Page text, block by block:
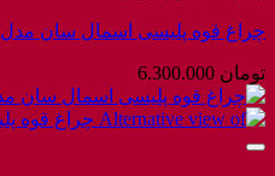
چراغ قوه پلیسی اسمال سان مدل ZY-T۲۰۷
تومان